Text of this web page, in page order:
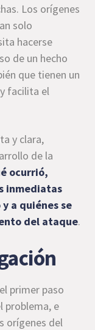
Los orígenes
solo
hacerse
de un hecho
que tienen un
facilita el
y clara,
de la
ocurrió,
inmediatas
a quiénes se
del ataque.
primer paso
problema, e
orígenes del